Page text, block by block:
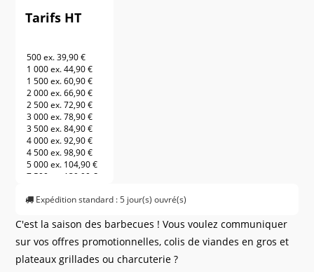
Tarifs HT
500 ex.39,90 €
1 000 ex.44,90 €
1 500 ex.60,90 €
2 000 ex.66,90 €
2 500 ex.72,90 €
3 000 ex.78,90 €
3 500 ex.84,90 €
4 000 ex.92,90 €
4 500 ex.98,90 €
5 000 ex. 104,90 €
7 500 ex. 139,90 €
12 500 ex.199,90 €
20 000 ex.269,90 €
25 000 ex.
30 000 ex. 409,90 €
35 000 ex.469,90 €
Expédition standard : 5 jour(s) ouvré(s)
C'est la saison des barbecues ! Vous voulez communiquer
sur vos offres promotionnelles, colis de viandes en gros et
plateaux grillades ou charcuterie ?